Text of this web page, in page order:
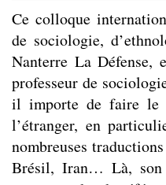
Ce colloque
de sociologie,
Nanterre La Défense,
professeur de
il importe de faire le
l’étranger, en
nombreuses
Brésil, Iran… Là, son